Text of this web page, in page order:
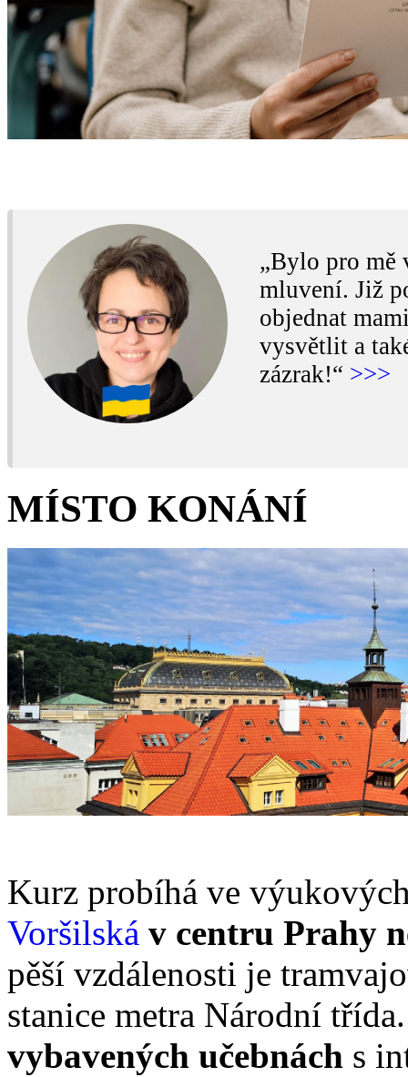
„Bylo pro mě
mluvení. Již
objednat
vysvětlit a
zázrak!“ >>>
MÍSTO KONÁNÍ
Kurz probíhá ve
Voršilská v centru Prahy
pěší vzdálenosti je
stanice metra Národní
vybavených učebnách s